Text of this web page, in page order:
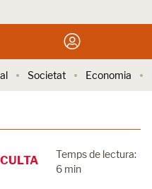
Societat Economia
Temps de lectura:
6 min